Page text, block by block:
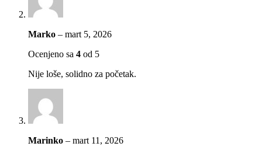
Marko – mart 5, 2026
Ocenjeno sa 4 od 5
Nije loše, solidno za početak.
Marinko – mart 11, 2026